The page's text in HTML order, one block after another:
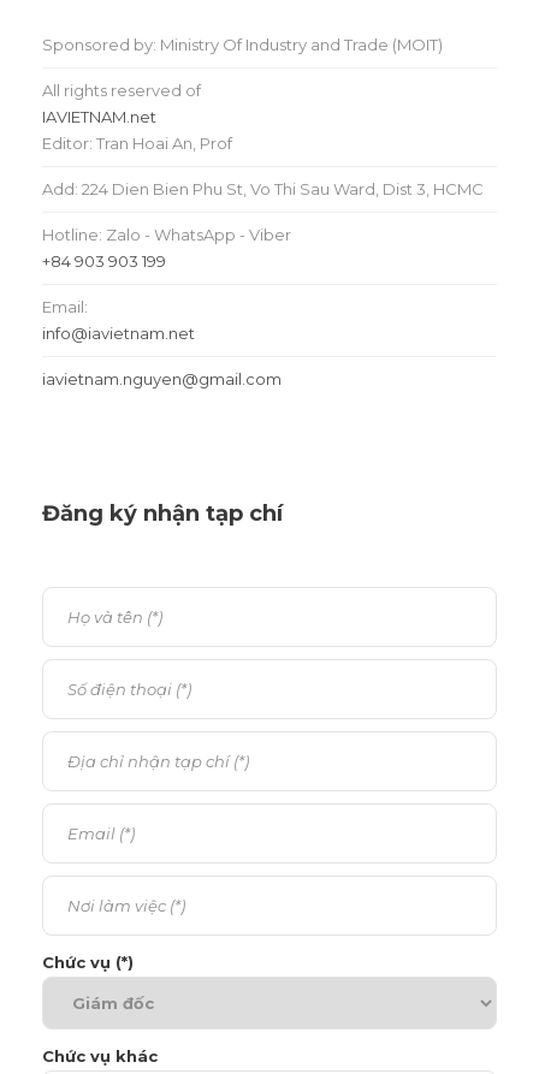
Sponsored by: Ministry Of Industry and Trade (MOIT)
All rights reserved of
IAVIETNAM.net
Editor: Tran Hoai An, Prof
Add: 224 Dien Bien Phu St, Vo Thi Sau Ward, Dist 3, HCMC
Hotline: Zalo - WhatsApp - Viber
+84 903 903 199
Email:
info@iavietnam.net
iavietnam.nguyen@gmail.com
Đăng ký nhận tạp chí
Chức vụ (*)
Chức vụ khác